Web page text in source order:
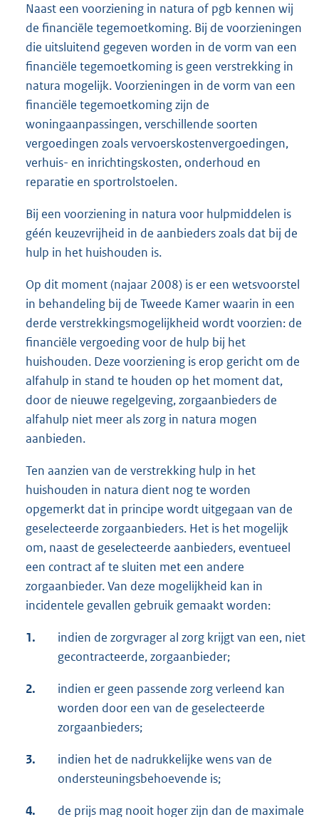
Naast een voorziening in natura of pgb kennen wij
de financiële tegemoetkoming. Bij de voorzieningen
die uitsluitend gegeven worden in de vorm van een
financiële tegemoetkoming is geen verstrekking in
natura mogelijk. Voorzieningen in de vorm van een
financiële tegemoetkoming zijn de
woningaanpassingen, verschillende soorten
vergoedingen zoals vervoerskostenvergoedingen,
verhuis- en inrichtingskosten, onderhoud en
reparatie en sportrolstoelen.
Bij een voorziening in natura voor hulpmiddelen is
géén keuzevrijheid in de aanbieders zoals dat bij de
hulp in het huishouden is.
Op dit moment (najaar 2008) is er een wetsvoorstel
in behandeling bij de Tweede Kamer waarin in een
derde verstrekkingsmogelijkheid wordt voorzien: de
financiële vergoeding voor de hulp bij het
huishouden. Deze voorziening is erop gericht om de
alfahulp in stand te houden op het moment dat,
door de nieuwe regelgeving, zorgaanbieders de
alfahulp niet meer als zorg in natura mogen
aanbieden.
Ten aanzien van de verstrekking hulp in het
huishouden in natura dient nog te worden
opgemerkt dat in principe wordt uitgegaan van de
geselecteerde zorgaanbieders. Het is het mogelijk
om, naast de geselecteerde aanbieders, eventueel
een contract af te sluiten met een andere
zorgaanbieder. Van deze mogelijkheid kan in
incidentele gevallen gebruik gemaakt worden:
1.
indien de zorgvrager al zorg krijgt van een, niet
gecontracteerde, zorgaanbieder;
2.
indien er geen passende zorg verleend kan
worden door een van de geselecteerde
zorgaanbieders;
3.
indien het de nadrukkelijke wens van de
ondersteuningsbehoevende is;
4. de prijs mag nooit hoger zijn dan de maximale